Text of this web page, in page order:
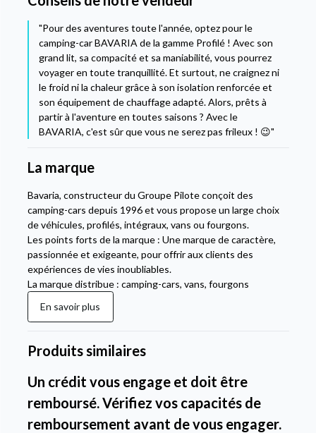
"Pour des aventures toute l'année, optez pour le
camping-car BAVARIA de la gamme Profilé ! Avec son
grand lit, sa compacité et sa maniabilité, vous pourrez
voyager en toute tranquillité. Et surtout, ne craignez ni
le froid ni la chaleur grâce à son isolation renforcée et
son équipement de chauffage adapté. Alors, prêts à
partir à l'aventure en toutes saisons ? Avec le
BAVARIA, c'est sûr que vous ne serez pas frileux ! 😉"
La marque
Bavaria, constructeur du Groupe Pilote conçoit des
camping-cars depuis 1996 et vous propose un large choix
de véhicules, profilés, intégraux, vans ou fourgons.
Les points forts de la marque : Une marque de caractère,
passionnée et exigeante, pour offrir aux clients des
expériences de vies inoubliables.
La marque distribue : camping-cars, vans, fourgons
En savoir plus
Produits similaires
Un crédit vous engage et doit être
remboursé. Vérifiez vos capacités de
remboursement avant de vous engager.